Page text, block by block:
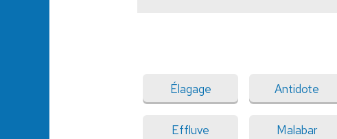
Élagage Antidote
Effluve Malabar